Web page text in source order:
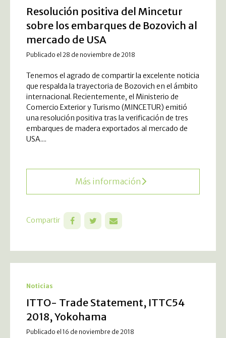
Resolución positiva del Mincetur
sobre los embarques de Bozovich al
mercado de USA
Publicado el 28 de noviembre de 2018
Tenemos el agrado de compartir la excelente noticia
que respalda la trayectoria de Bozovich en el ámbito
internacional. Recientemente, el Ministerio de
Comercio Exterior y Turismo (MINCETUR) emitió
una resolución positiva tras la verificación de tres
embarques de madera exportados al mercado de
USA....
Más información
Compartir
Noticias
ITTO- Trade Statement, ITTC54
2018, Yokohama
Publicado el 16 de noviembre de 2018